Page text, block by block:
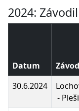
2024:
Datum Závod
30.6.2024
-